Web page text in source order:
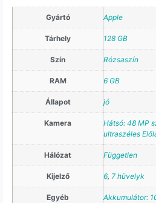
Gyártó Apple
Tárhely 128 GB
Szín Rózsaszín
RAM 6 GB
Állapot jó
Kamera
Hátsó: 48 MP
ultraszéles
Hálózat Független
Kijelző 6, 7 hüvelyk
Egyéb Akkumulátor: